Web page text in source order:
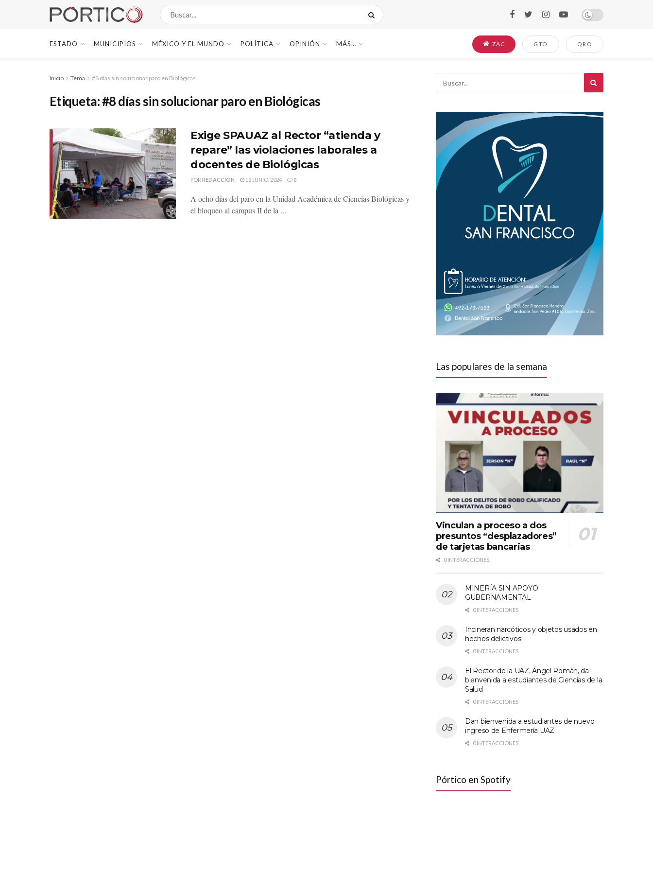
ESTADO MUNICIPIOS MÉXICO Y EL MUNDO POLÍTICA OPINIÓN MÁS… ZAC GTO QRO
Inicio Tema #8 días sin solucionar paro en Biológicas
Etiqueta:#8 días sin solucionar paro en Biológicas
Exige SPAUAZ al Rector “atienda y
repare” las violaciones laborales a
docentes de Biológicas
POR REDACCIÓN 12 JUNIO, 2024 0
A ocho días del paro en la Unidad Académica de Ciencias Biológicas y
el bloqueo al campus II de la ...
Las populares de la semana
Vinculan a proceso a dos
presuntos “desplazadores”
de tarjetas bancarias
0 INTERACCIONES
MINERÍA SIN APOYO
GUBERNAMENTAL
0 INTERACCIONES
Incineran narcóticos y objetos usados en
hechos delictivos
0 INTERACCIONES
El Rector de la UAZ, Ángel Román, da
bienvenida a estudiantes de Ciencias de la
Salud
0 INTERACCIONES
Dan bienvenida a estudiantes de nuevo
ingreso de Enfermería UAZ
0 INTERACCIONES
Pórtico en Spotify